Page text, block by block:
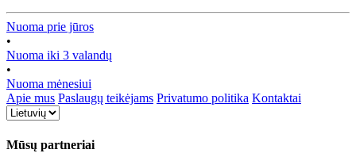
Nuoma prie jūros
•
Nuoma iki 3 valandų
•
Nuoma mėnesiui
Apie mus Paslaugų teikėjams Privatumo politika Kontaktai
Mūsų partneriai